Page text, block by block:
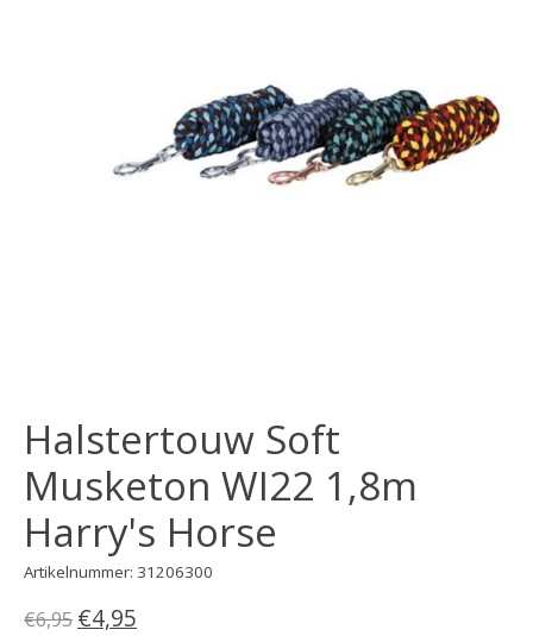
Halstertouw Soft
Musketon WI22 1,8m
Harry's Horse
Artikelnummer: 31206300
€6,95 €4,95